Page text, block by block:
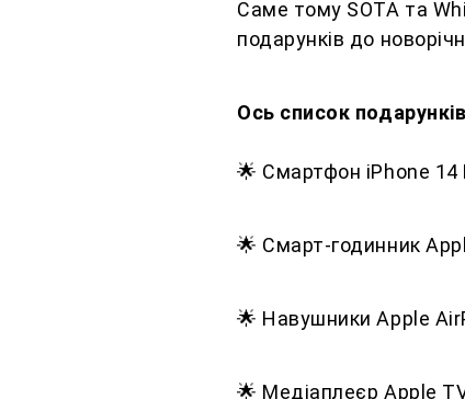
Саме тому SOTA та
подарунків до
Ось список
🌟 Смартфон iPhone 14
🌟 Смарт-годинник
🌟 Навушники Apple
🌟 Медіаплеєр Apple